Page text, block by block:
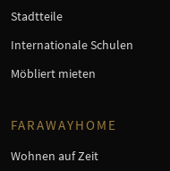
Stadtteile
Internationale Schulen
Möbliert mieten
FARAWAYHOME
Wohnen auf Zeit